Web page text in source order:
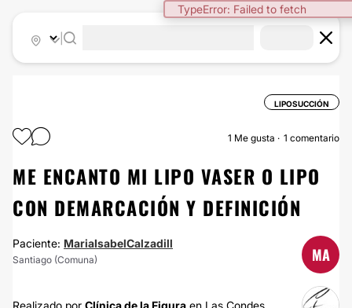
TypeError: Failed to fetch
LIPOSUCCIÓN
1 Me gusta 1 comentario
ME ENCANTO MI LIPO VASER O LIPO
CON DEMARCACIÓN Y DEFINICIÓN
Paciente: MariaIsabelCalzadill
Santiago (Comuna) MA
Realizado por Clínica de la Figura en Las Condes